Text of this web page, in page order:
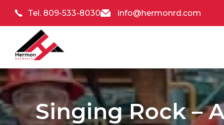
Tel. 809-533-8030 info@hermonrd.com
Singing Rock –